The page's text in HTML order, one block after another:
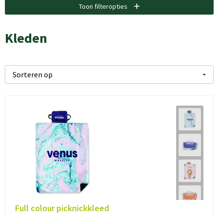
Toon filteropties
Kleden
Full colour picknickkleed